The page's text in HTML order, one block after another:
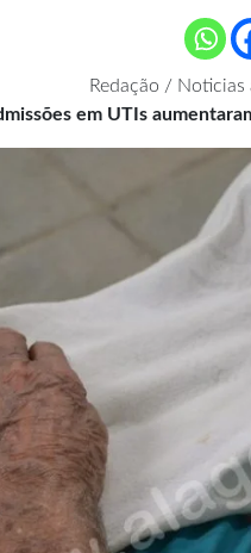
Redação /
em UTIs